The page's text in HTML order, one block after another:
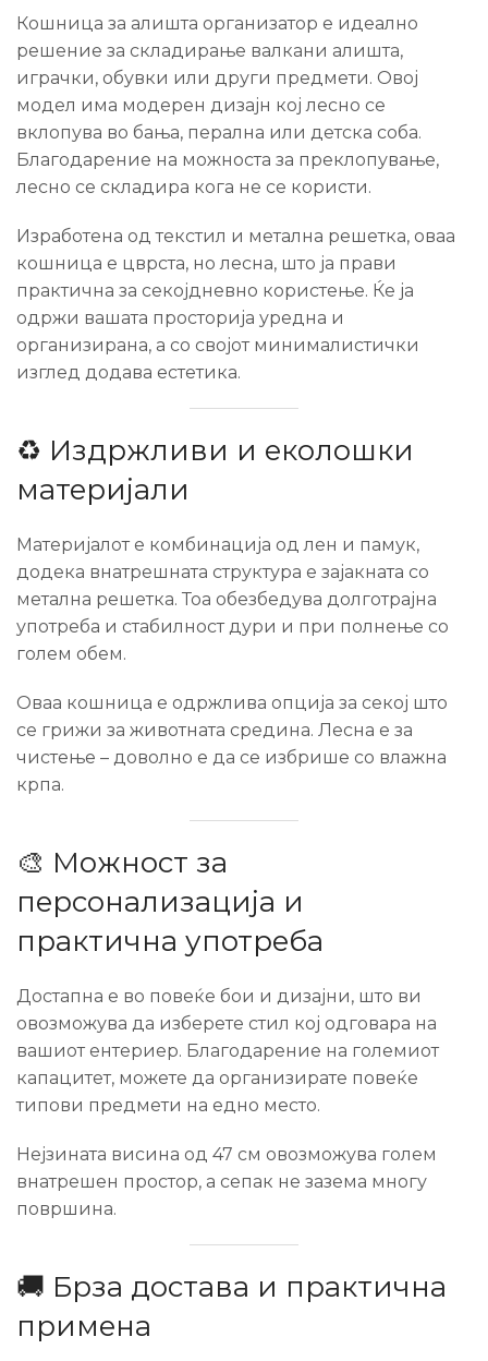
Кошница за алишта организатор е идеално
решение за складирање валкани алишта,
играчки, обувки или други предмети. Овој
модел има модерен дизајн кој лесно се
вклопува во бања, перална или детска соба.
Благодарение на можноста за преклопување,
лесно се складира кога не се користи.
Изработена од текстил и метална решетка, оваа
кошница е цврста, но лесна, што ја прави
практична за секојдневно користење. Ќе ја
одржи вашата просторија уредна и
организирана, а со својот минималистички
изглед додава естетика.
♻️ Издржливи и еколошки
материјали
Материјалот е комбинација од лен и памук,
додека внатрешната структура е зајакната со
метална решетка. Тоа обезбедува долготрајна
употреба и стабилност дури и при полнење со
голем обем.
Оваа кошница е одржлива опција за секој што
се грижи за животната средина. Лесна е за
чистење – доволно е да се избрише со влажна
крпа.
🎨 Можност за
персонализација и
практична употреба
Достапна е во повеќе бои и дизајни, што ви
овозможува да изберете стил кој одговара на
вашиот ентериер. Благодарение на големиот
капацитет, можете да организирате повеќе
типови предмети на едно место.
Нејзината висина од 47 см овозможува голем
внатрешен простор, а сепак не зазема многу
површина.
🚚 Брза достава и практична
примена